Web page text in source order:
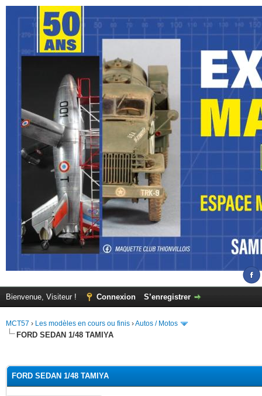
Bienvenue, Visiteur ! Connexion S’enregistrer
MCT57 › Les modèles en cours ou finis ›Autos / Motos
FORD SEDAN 1/48 TAMIYA
FORD SEDAN 1/48 TAMIYA